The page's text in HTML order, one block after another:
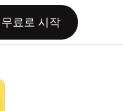
무료로 시작